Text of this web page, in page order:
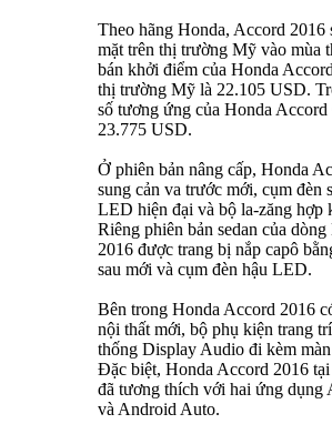
Theo hãng Honda, Accord 2016
mặt trên thị trường Mỹ vào mùa
bán khởi điểm của Honda
thị trường Mỹ là 22.105 USD.
số tương ứng của Honda Accord
23.775 USD.
Ở phiên bản nâng cấp, Honda
sung cản va trước mới, cụm đèn
LED hiện đại và bộ la-zăng hợp
Riêng phiên bản sedan của
2016 được trang bị nắp capô
sau mới và cụm đèn hậu LED.
Bên trong Honda Accord 2016
nội thất mới, bộ phụ kiện trang
thống Display Audio đi kèm
Đặc biệt, Honda Accord 2016
đã tương thích với hai ứng dụng
và Android Auto.